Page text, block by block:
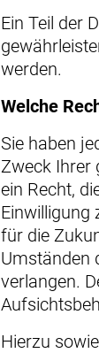
Ein Teil der
werden.
Welche
Sie haben
Zweck Ihrer
ein Recht,
Einwilligung
für die
Umständen
verlangen.
Hierzu